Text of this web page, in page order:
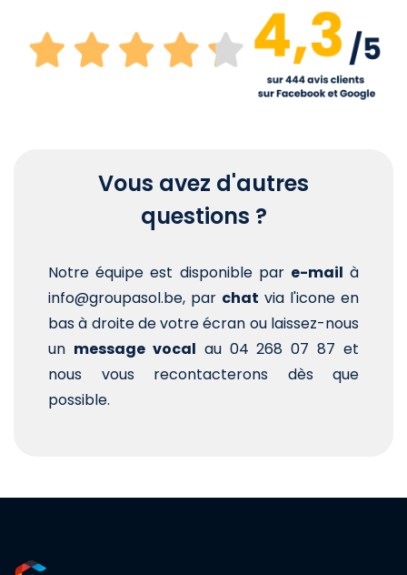
Vous avez d'autres
questions ?
Notre équipe est disponible par e-mail à
info@groupasol.be, par chat via l'icone en
bas à droite de votre écran ou laissez-nous
un message vocal au 04 268 07 87 et
nous vous recontacterons dès que
possible.